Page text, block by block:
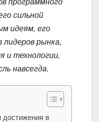
программного
сильной
идеям, его
лидеров рынка,
и технологии,
навсегда.
в